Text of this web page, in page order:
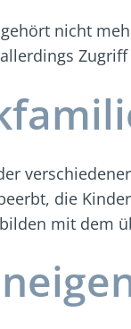
nicht
die
mit dem